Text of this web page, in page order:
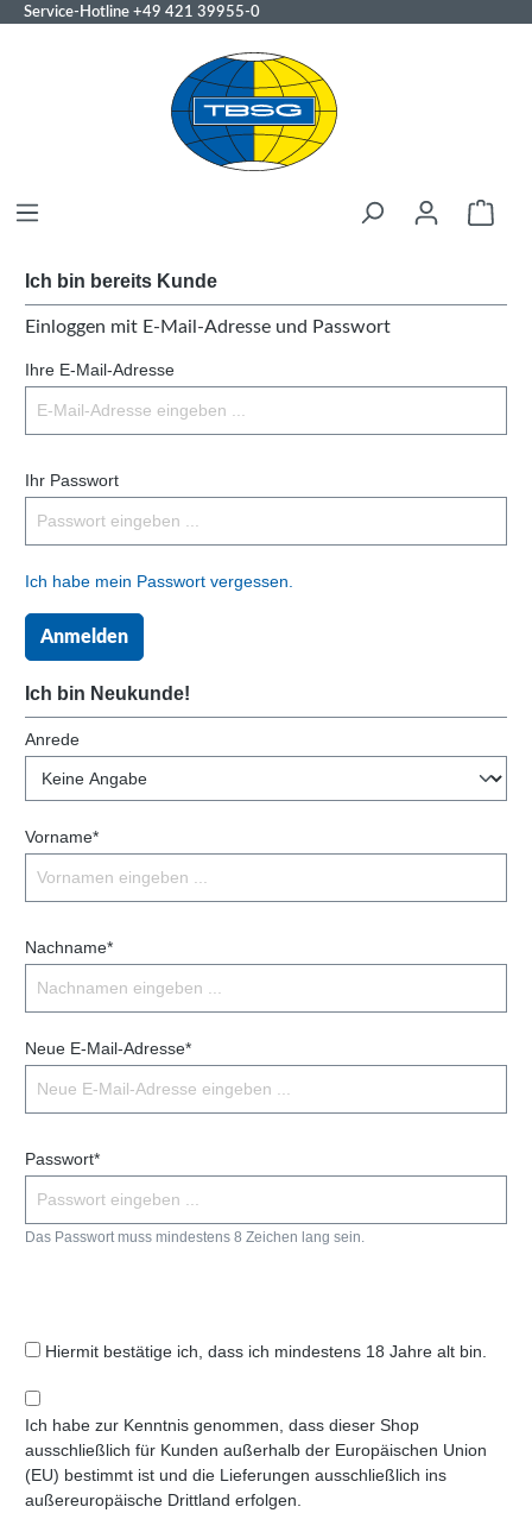
Service-Hotline +49 421 39955-0
Ich bin bereits Kunde
Einloggen mit E-Mail-Adresse und Passwort
Ihre E-Mail-Adresse
Ihr Passwort
Ich habe mein Passwort vergessen.
Anmelden
Ich bin Neukunde!
Anrede
Vorname*
Nachname*
Neue E-Mail-Adresse*
Passwort*
Das Passwort muss mindestens 8 Zeichen lang sein.
Hiermit bestätige ich, dass ich mindestens 18 Jahre alt bin.
Ich habe zur Kenntnis genommen, dass dieser Shop
ausschließlich für Kunden außerhalb der Europäischen Union
(EU) bestimmt ist und die Lieferungen ausschließlich ins
außereuropäische Drittland erfolgen.